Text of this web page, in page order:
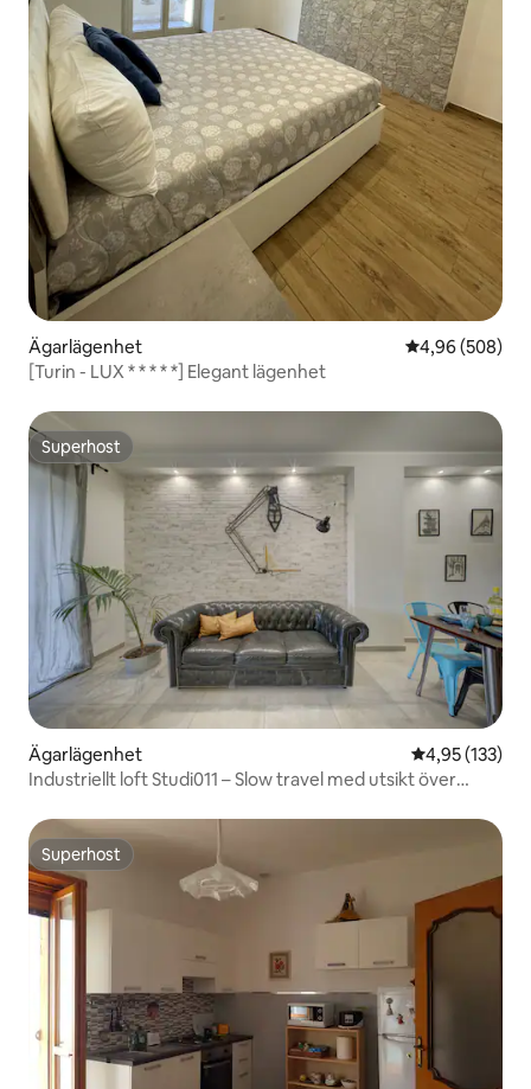
Ägarlägenhet 4,96 av 5 i
4,96 (508)
[Turin - LUX * * * * *] Elegant lägenhet
Superhost
Superhost
Ägarlägenhet 4,95 av 5 i
4,95 (133)
Industriellt loft Studi011 – Slow travel med utsikt över
Superhost
Superhost